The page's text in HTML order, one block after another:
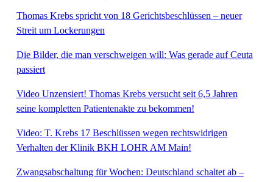
Thomas Krebs spricht von 18 Gerichtsbeschlüssen – neuer
Streit um Lockerungen
Die Bilder, die man verschweigen will: Was gerade auf Ceuta
passiert
Video Unzensiert! Thomas Krebs versucht seit 6,5 Jahren
seine kompletten Patientenakte zu bekommen!
Video: T. Krebs 17 Beschlüssen wegen rechtswidrigen
Verhalten der Klinik BKH LOHR AM Main!
Zwangsabschaltung für Wochen: Deutschland schaltet ab –